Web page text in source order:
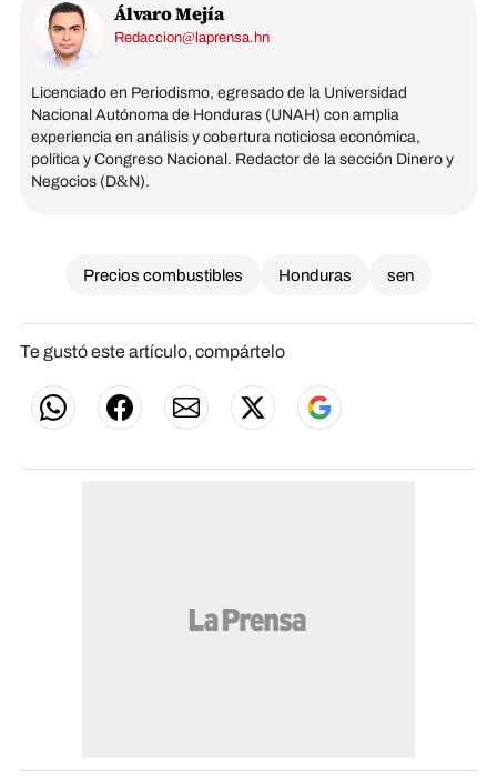
Álvaro Mejía
Redaccion@laprensa.hn
Licenciado en Periodismo, egresado de la Universidad
Nacional Autónoma de Honduras (UNAH) con amplia
experiencia en análisis y cobertura noticiosa económica,
política y Congreso Nacional. Redactor de la sección Dinero y
Negocios (D&N).
Precios combustibles Honduras sen
Te gustó este artículo, compártelo